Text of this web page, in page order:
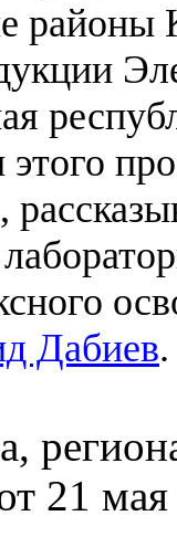
районы
этого
Дабиев.
21 мая